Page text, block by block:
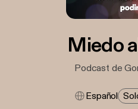
Miedo
Podcast de
Español